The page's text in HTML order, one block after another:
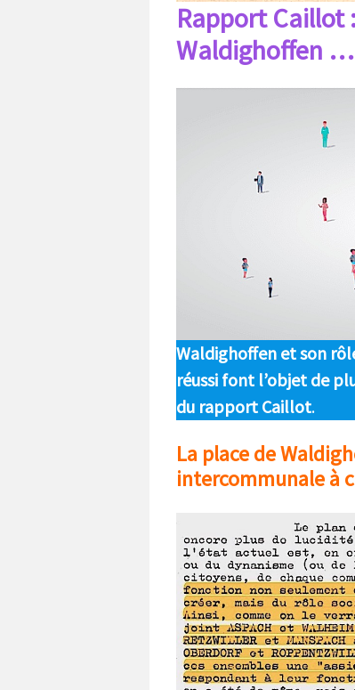
Rapport Caillot
Waldighoffen …
Waldighoffen et son
réussi font l’objet de
du rapport Caillot.
La place de
intercommunale à